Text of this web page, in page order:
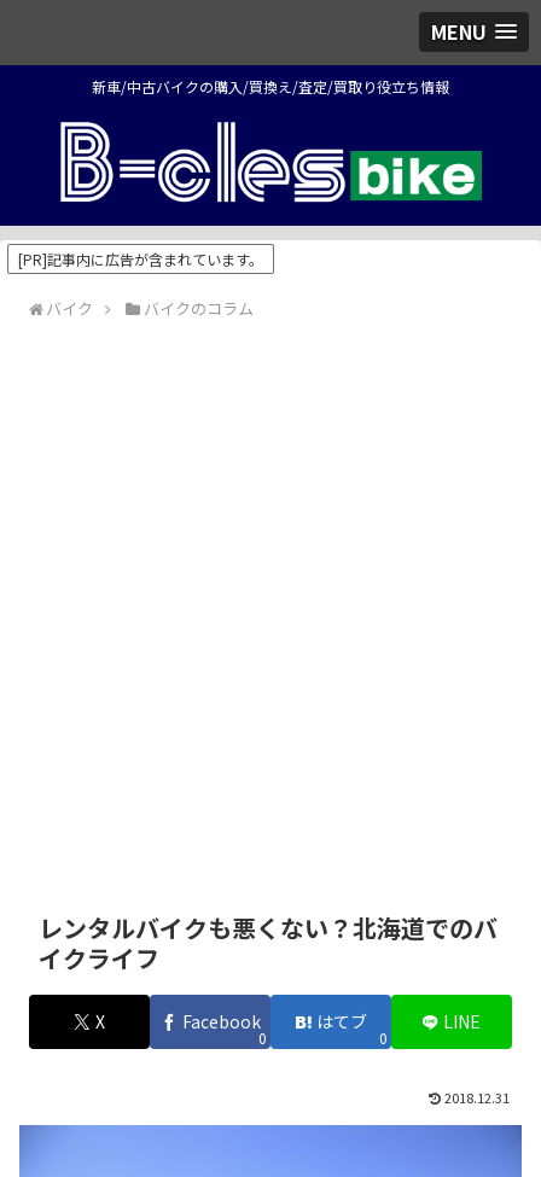
MENU
新車/中古バイクの購入/買換え/査定/買取り役立ち情報
[PR]記事内に広告が含まれています。
バイク バイクのコラム
レンタルバイクも悪くない？北海道でのバ
イクライフ
X Facebook
0
はてブ
0
LINE
2018.12.31